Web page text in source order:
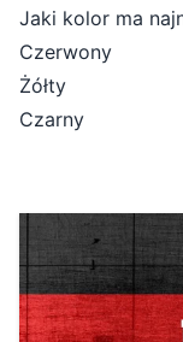
Jaki kolor ma
Czerwony
Żółty
Czarny